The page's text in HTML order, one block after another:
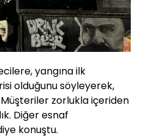
yangına ilk
olduğunu söyleyerek,
zorlukla içeriden
Diğer esnaf
konuştu.